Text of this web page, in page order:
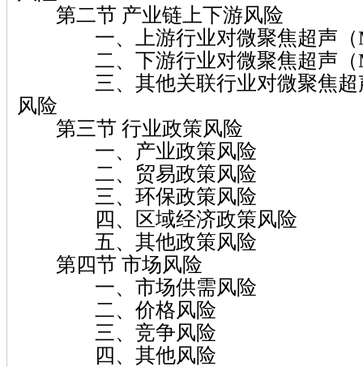
第二节 产业链上下游风险
一、上游行业对微聚焦超声（
二、下游行业对微聚焦超声（
三、其他关联行业对微聚焦超
风险
第三节 行业政策风险
一、产业政策风险
二、贸易政策风险
三、环保政策风险
四、区域经济政策风险
五、其他政策风险
第四节 市场风险
一、市场供需风险
二、价格风险
三、竞争风险
四、其他风险